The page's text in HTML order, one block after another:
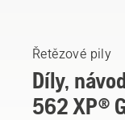
Řetězové pily
Díly,
562 XP®